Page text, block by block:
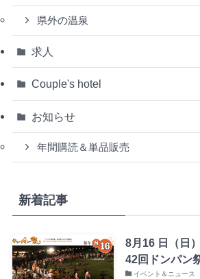
県外の温泉
求人
Couple's hotel
お知らせ
年間購読＆単品販売
新着記事
8月16 日（日
42回ドンパン
イベント＆ニュース